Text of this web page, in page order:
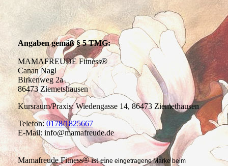
Angaben gemäß § 5 TMG:
MAMAFREUDE Fitness®
Canan Nagl
Birkenweg 2a
86473 Ziemetshausen
Kursraum/Praxis: Wiedengasse 14, 86473 Ziemethausen
Telefon:0178/1825667
E-Mail: info@mamafreude.de
Mamafreude Fitness®ist eine eingetragene Marke beim